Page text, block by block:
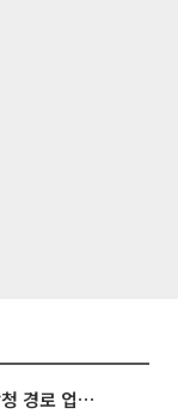
태풍 '돌핀' 오키나와 접근…일본기상청 경로 업데이트